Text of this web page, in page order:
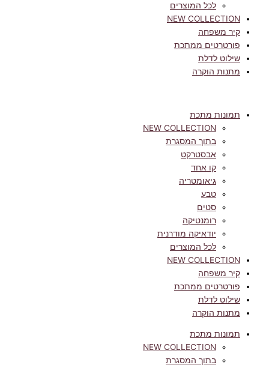
לכל המוצרים
NEW COLLECTION
קיר משפחה
פורטרטים ממתכת
שילוט לדלת
מתנות הוקרה
תמונות מתכת
NEW COLLECTION
בתוך המסגרת
אבסטרקט
קו אחד
גיאומטריה
טבע
סטים
רומנטיקה
יודאיקה מודרנית
לכל המוצרים
NEW COLLECTION
קיר משפחה
פורטרטים ממתכת
שילוט לדלת
מתנות הוקרה
תמונות מתכת
NEW COLLECTION
בתוך המסגרת